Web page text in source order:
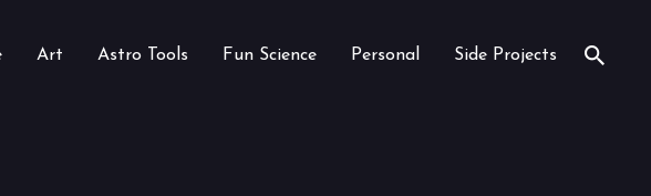
Art Astro Tools Fun Science Personal Side Projects